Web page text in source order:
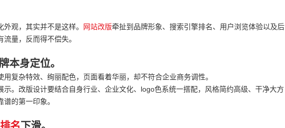
观，其实并不是这样。 网站改版牵扯到品牌形象、搜索引擎排名、用户浏览体验以及后
量，反而得不偿失。
本身定位。
复杂特效、绚丽配色，页面看着华丽，却不符合企业商务调性。
。改版设计要结合自身行业、企业文化、logo色系统一搭配，风格简约高级、干净大方
的第一印象。